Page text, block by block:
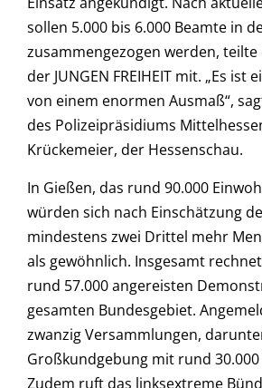
sollen 5.000 bis 6.000 Beamte in
zusammengezogen werden,
der JUNGEN FREIHEIT mit. „Es ist
von einem enormen Ausmaß“,
des Polizeipräsidiums
Krückemeier, der Hessenschau.
In Gießen, das rund 90.000
würden sich nach Einschätzung
mindestens zwei Drittel mehr
als gewöhnlich. Insgesamt
rund 57.000 angereisten
gesamten Bundesgebiet.
zwanzig Versammlungen,
Großkundgebung mit rund
Zudem ruft das linksextreme